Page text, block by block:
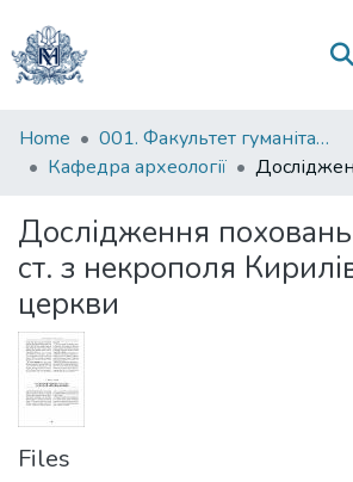
Communities
&
All of DSpace
Statistics
Home
001. Факультет гуманітарних наук
Кафедра археології
Дослідження
ст. з некрополя
церкви
Files